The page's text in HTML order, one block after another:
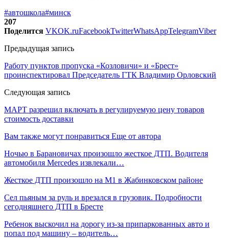
#автошкола#минск
207
Поделится VKOK.ruFacebookTwitterWhatsAppTelegramViber
Предыдущая запись
Работу пунктов пропуска «Козловичи» и «Брест»
проинспектировал Председатель ГТК Владимир Орловский
Следующая запись
МАРТ разрешил включать в регулируемую цену товаров
стоимость доставки
Вам также могут понравиться Еще от автора
Ночью в Барановичах произошло жесткое ДТП. Водителя
автомобиля Mercedes извлекали…
Жесткое ДТП произошло на М1 в Жабинковском районе
Сел пьяным за руль и врезался в грузовик. Подробности
сегодняшнего ДТП в Бресте
Ребенок выскочил на дорогу из-за припаркованных авто и
попал под машину – водитель…